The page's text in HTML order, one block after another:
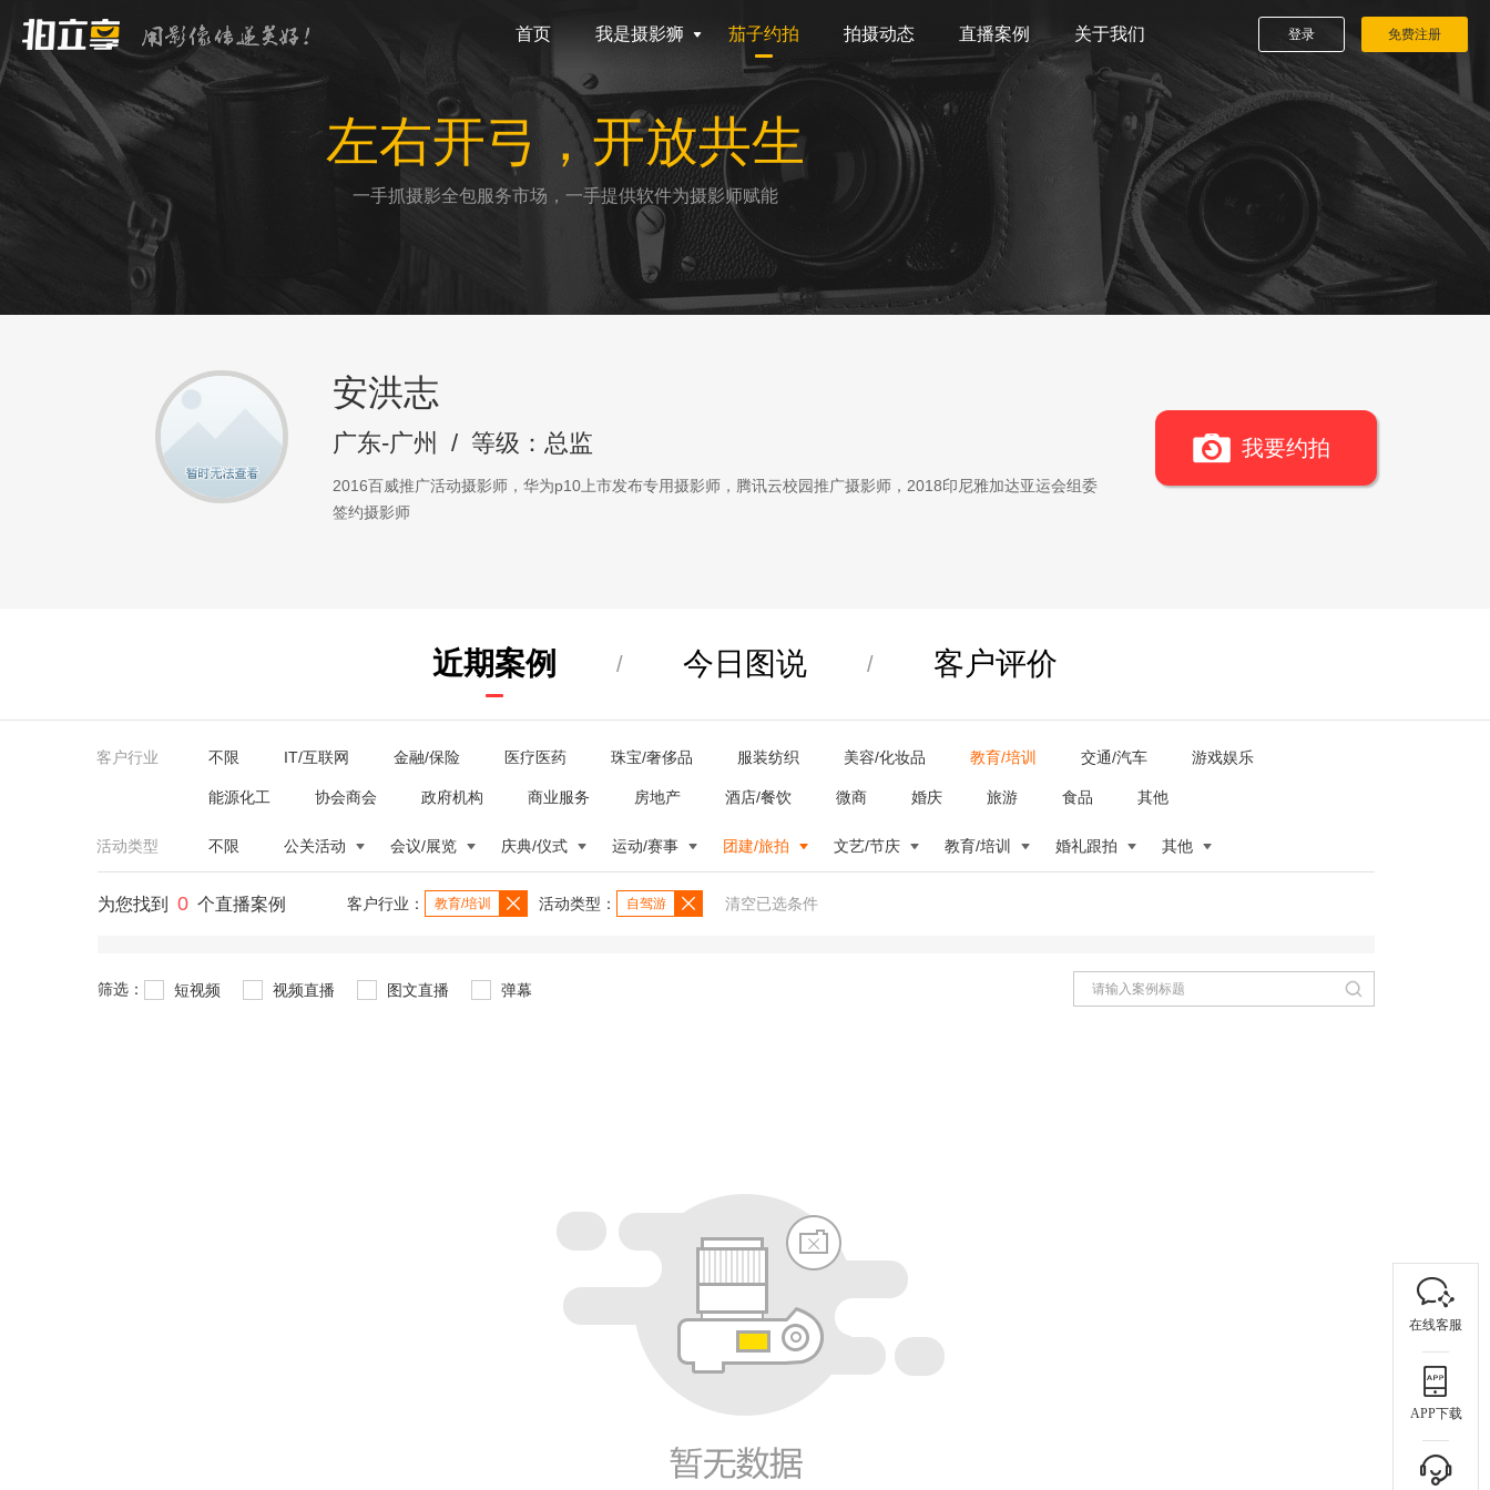
首页 我是摄影狮 茄子约拍 拍摄动态 直播案例 关于我们 登录 免费注册
左右开弓，开放共生
一手抓摄影全包服务市场，一手提供软件为摄影师赋能
安洪志
广东-广州 / 等级：总监
2016百威推广活动摄影师，华为p10上市发布专用摄影师，腾讯云校园推广摄影师，2018印尼雅加达亚运会组委
签约摄影师
我要约拍
近期案例 / 今日图说 / 客户评价
客户行业 不限 IT/互联网 金融/保险 医疗医药 珠宝/奢侈品 服装纺织 美容/化妆品 教育/培训 交通/汽车 游戏娱乐
能源化工 协会商会 政府机构 商业服务 房地产 酒店/餐饮 微商 婚庆 旅游 食品 其他
活动类型 不限 公关活动 会议/展览 庆典/仪式 运动/赛事 团建/旅拍 文艺/节庆 教育/培训 婚礼跟拍 其他
为您找到 0 个直播案例 客户行业： 教育/培训 活动类型： 自驾游 清空已选条件
筛选： 短视频 视频直播 图文直播 弹幕
在线客服
APP下载